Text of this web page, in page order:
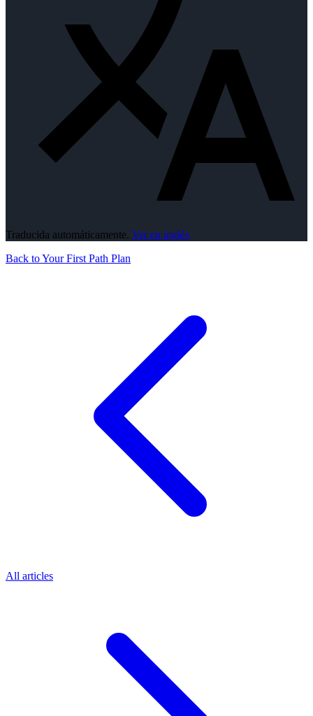
Traducida automáticamente. Ver en inglés
Back to Your First Path Plan
All articles